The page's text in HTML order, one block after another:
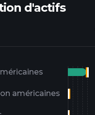
d'actifs
américaines